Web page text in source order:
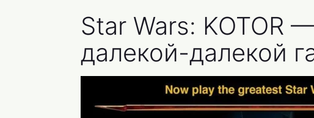
Star Wars: KOTOR
далекой-далекой